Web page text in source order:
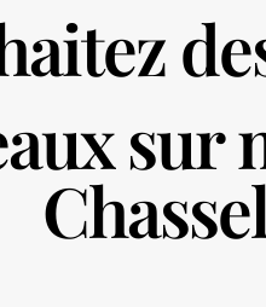
sur